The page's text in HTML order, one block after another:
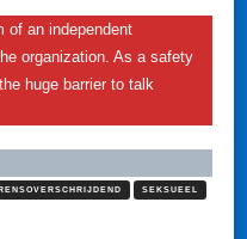
of an independent
organization. As a safety
huge barrier to talk
SEKSUEEL